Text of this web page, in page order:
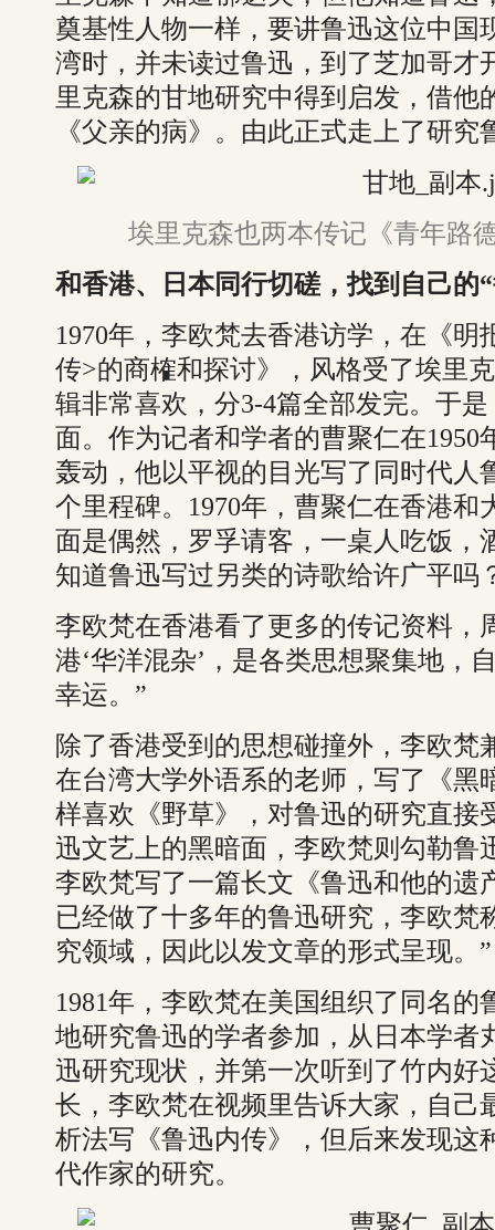
奠基性人物一样，要讲鲁迅这位中国
湾时，并未读过鲁迅，到了芝加哥才
里克森的甘地研究中得到启发，借他
《父亲的病》。由此正式走上了研究
埃里克森也两本传记《青年路
和香港、日本同行切磋，找到自己的
1970年，李欧梵去香港访学，在《
传>的商榷和探讨》，风格受了埃里
辑非常喜欢，分3-4篇全部发完。于
面。作为记者和学者的曹聚仁在1950
轰动，他以平视的目光写了同时代人
个里程碑。1970年，曹聚仁在香港和
面是偶然，罗孚请客，一桌人吃饭，
知道鲁迅写过另类的诗歌给许广平吗
李欧梵在香港看了更多的传记资料，
港‘华洋混杂’，是各类思想聚集地，
幸运。”
除了香港受到的思想碰撞外，李欧梵
在台湾大学外语系的老师，写了《黑
样喜欢《野草》，对鲁迅的研究直接
迅文艺上的黑暗面，李欧梵则勾勒鲁
李欧梵写了一篇长文《鲁迅和他的遗
已经做了十多年的鲁迅研究，李欧梵
究领域，因此以发文章的形式呈现。”
1981年，李欧梵在美国组织了同名
地研究鲁迅的学者参加，从日本学者
迅研究现状，并第一次听到了竹内好
长，李欧梵在视频里告诉大家，自己
析法写《鲁迅内传》，但后来发现这
代作家的研究。